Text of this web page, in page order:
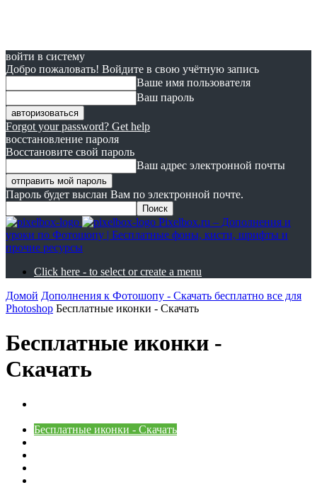
войти в систему
Добро пожаловать! Войдите в свою учётную запись
Ваше имя пользователя
Ваш пароль
Forgot your password? Get help
восстановление пароля
Восстановите свой пароль
Ваш адрес электронной почты
Пароль будет выслан Вам по электронной почте.
Pixelbox.ru – Дополнения и
уроки по Фотошопу | Бесплатные фоны, кисти, шрифты и
прочие ресурсы
Click here - to select or create a menu
Домой Дополнения к Фотошопу - Скачать бесплатно все для
Photoshop Бесплатные иконки - Скачать
Бесплатные иконки -
Скачать
Бесплатные иконки - Скачать